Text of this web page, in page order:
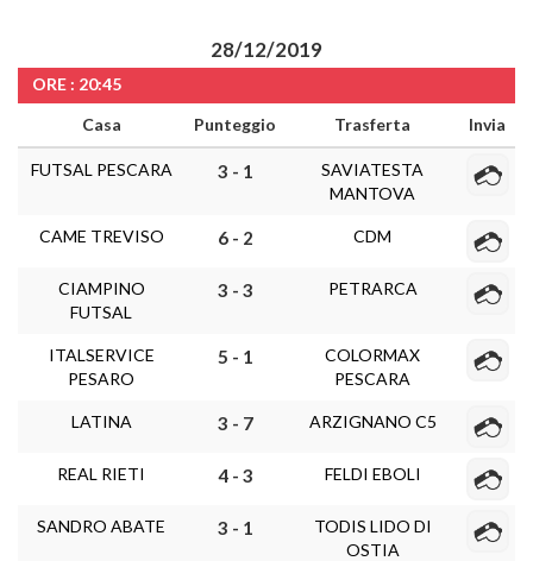
28/12/2019
ORE : 20:45
Casa
Punteggio Trasferta Invia
FUTSAL PESCARA 3 - 1
SAVIATESTA
MANTOVA
CAME TREVISO 6 - 2 CDM
CIAMPINO
FUTSAL
3 - 3 PETRARCA
ITALSERVICE
PESARO
5 - 1
COLORMAX
PESCARA
LATINA 3 - 7 ARZIGNANO C5
REAL RIETI 4 - 3 FELDI EBOLI
SANDRO ABATE 3 - 1
TODIS LIDO DI
OSTIA